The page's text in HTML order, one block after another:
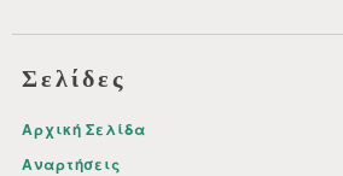
Σελίδες
Αρχική Σελίδα
Αναρτήσεις